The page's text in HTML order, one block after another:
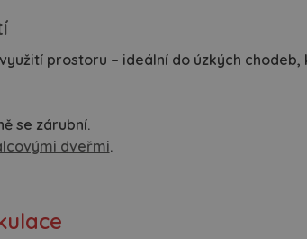
jak se staví sen
prostoru – ideální do úzkých
se zárubní.
dveřmi.